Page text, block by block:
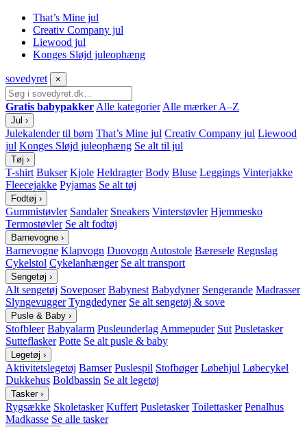
That’s Mine jul
Creativ Company jul
Liewood jul
Konges Sløjd juleophæng
sovedyret ×
Gratis babypakker Alle kategorier Alle mærker A–Z
Jul ›
Julekalender til børn That’s Mine jul Creativ Company jul Liewood
jul Konges Sløjd juleophæng Se alt til jul
Tøj ›
T-shirt Bukser Kjole Heldragter Body Bluse Leggings Vinterjakke
Fleecejakke Pyjamas Se alt tøj
Fodtøj ›
Gummistøvler Sandaler Sneakers Vinterstøvler Hjemmesko
Termostøvler Se alt fodtøj
Barnevogne ›
Barnevogne Klapvogn Duovogn Autostole Bæresele Regnslag
Cykelstol Cykelanhænger Se alt transport
Sengetøj ›
Alt sengetøj Soveposer Babynest Babydyner Sengerande Madrasser
Slyngevugger Tyngdedyner Se alt sengetøj & sove
Pusle & Baby ›
Stofbleer Babyalarm Pusleunderlag Ammepuder Sut Pusletasker
Sutteflasker Potte Se alt pusle & baby
Legetøj ›
Aktivitetslegetøj Bamser Puslespil Stofbøger Løbehjul Løbecykel
Dukkehus Boldbassin Se alt legetøj
Tasker ›
Rygsække Skoletasker Kuffert Pusletasker Toilettasker Penalhus
Madkasse Se alle tasker